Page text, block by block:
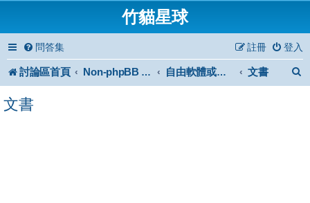
竹貓星球
問答集 登入
註冊
討論區首頁 Non-phpBB specific 自由軟體或免費軟體 文書
文書